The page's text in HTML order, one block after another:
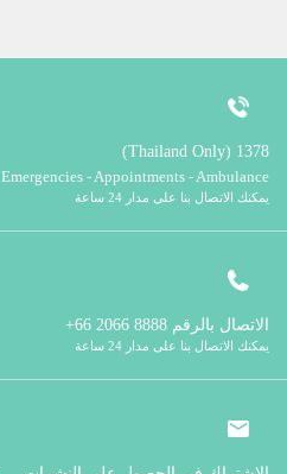
1378 (Thailand Only)
Emergencies - Appointments - Ambulance
يمكنك الاتصال بنا على مدار 24 ساعة
الاتصال بالرقم
يمكنك الاتصال بنا على مدار 24 ساعة